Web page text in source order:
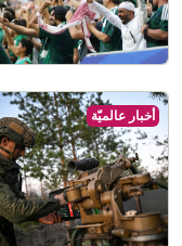
أخبار عالميّة